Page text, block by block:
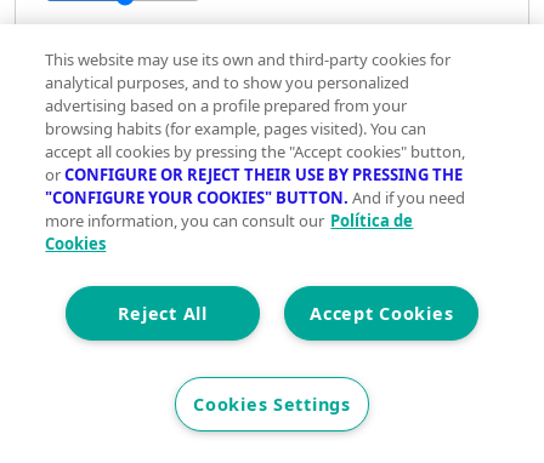
Tipo
de
interés
Fijo
Variable
-
%
Segunda mano
This website may use its own and third-party cookies for
analytical purposes, and to show you personalized
advertising based on a profile prepared from your
browsing habits (for example, pages visited). You can
accept all cookies by pressing the "Accept cookies" button,
orCONFIGURE OR REJECT THEIR USE BY PRESSING THE
"CONFIGURE YOUR COOKIES" BUTTON. And if you need
more information, you can consult our Política de
Cookies
Accept Cookies
Reject All
Cookies Settings